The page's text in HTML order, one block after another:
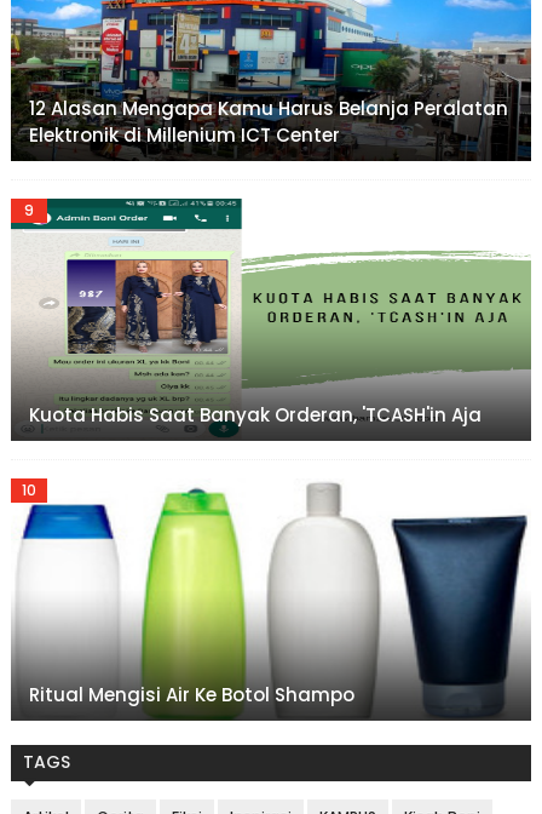
12 Alasan Mengapa Kamu Harus Belanja Peralatan
Elektronik di Millenium ICT Center
Kuota Habis Saat Banyak Orderan, 'TCASH'in Aja
Ritual Mengisi Air Ke Botol Shampo
TAGS